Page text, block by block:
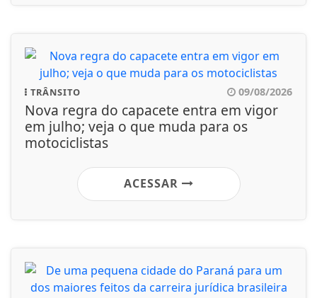
TRÂNSITO 09/08/2026
Nova regra do capacete entra em vigor
em julho; veja o que muda para os
motociclistas
ACESSAR